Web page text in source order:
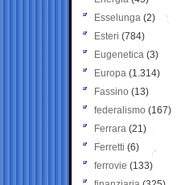
Esselunga (2)
Esteri (784)
Eugenetica (3)
Europa (1.314)
Fassino (13)
federalismo (167)
Ferrara (21)
Ferretti (6)
ferrovie (133)